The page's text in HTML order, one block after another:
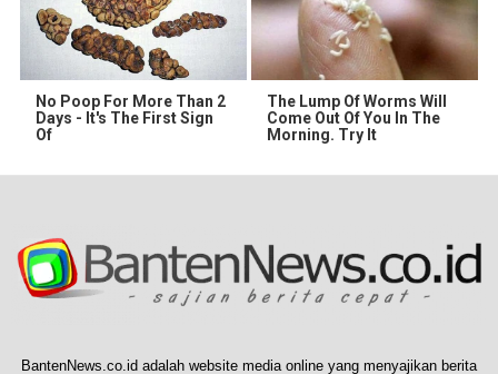
No Poop For More Than 2
Days - It's The First Sign
Of
The Lump Of Worms Will
Come Out Of You In The
Morning. Try It
BantenNews.co.id adalah website media online yang menyajikan berita